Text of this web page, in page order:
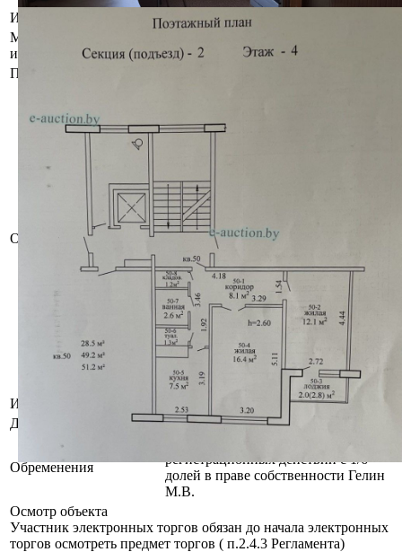
Информация о предмете торгов
Местоположение
имущества
г. Гродно, ул. Брикеля д.23/2 кв.50
Площадь общая (кв.м.)
Описание
Инвентарный номер: 400/D-170441
Наименование: квартира № 50
Назначение: Квартира
Число комнат: 2
Право собственности
(Общая долевая собственность)
Идентификационные сведения о
правообладателе: Гражданин
Республики Беларусь
Доля: 2/3
Идентификационные сведения о
правообладателе: Гражданин
Республики Беларусь
Доля: 1/6
Инвентарный номер
400/D-170441
Должник
Гелин Марина Валерьевна
Обременения
регистрационных действий с 1/6
долей в праве собственности Гелин
М.В.
Осмотр объекта
Участник электронных торгов обязан до начала электронных
торгов осмотреть предмет торгов ( п.2.4.3 Регламента)